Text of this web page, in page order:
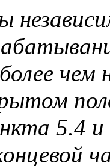
чем
5.4 и